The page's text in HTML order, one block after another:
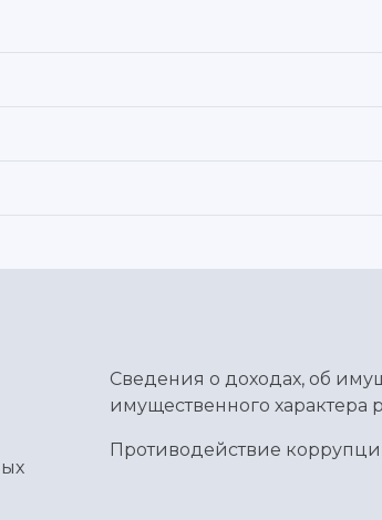
Сведения о доходах, об
имущественного характера
Противодействие